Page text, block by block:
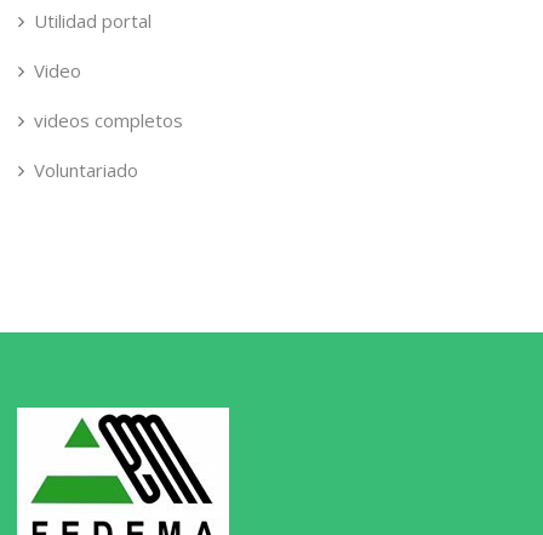
Utilidad portal
Video
videos completos
Voluntariado